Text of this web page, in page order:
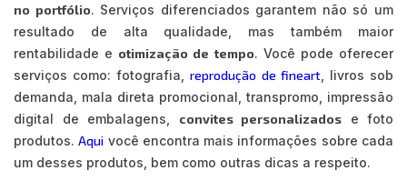
no portfólio. Serviços diferenciados garantem não só um
resultado de alta qualidade, mas também maior
rentabilidade e otimização de tempo. Você pode oferecer
serviços como: fotografia,reprodução de fineart, livros sob
demanda, mala direta promocional, transpromo, impressão
digital de embalagens, convites personalizados e foto
produtos.Aqui você encontra mais informações sobre cada
um desses produtos, bem como outras dicas a respeito.